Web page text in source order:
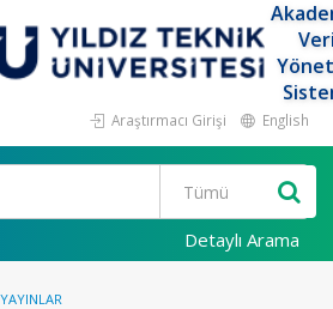
Araştırmacı Girişi English
Detaylı Arama